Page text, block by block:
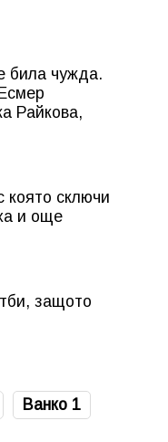
била чужда.
Райкова,
която сключи
и още
защото
Ванко 1